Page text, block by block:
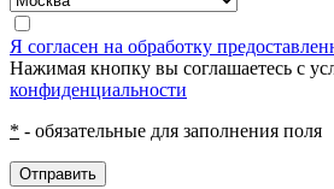
Я согласен на обработку
Нажимая кнопку вы соглашаетесь с
конфиденциальности
* - обязательные для заполнения поля
Отправить